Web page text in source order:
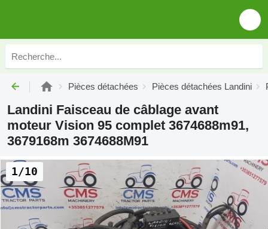
Pièces détachées Pièces détachées Landini
Landini Faisceau de câblage avant
moteur Vision 95 complet 3674688m91,
3679168m 3674688M91
1/10